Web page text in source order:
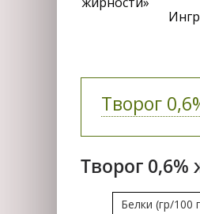
Творог
Творог
Белки (гр/100